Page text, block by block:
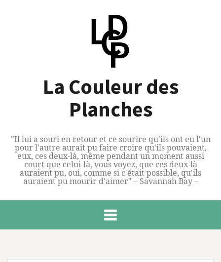
La Couleur des
Planches
"Il lui a souri en retour et ce sourire qu'ils ont eu l'un
pour l'autre aurait pu faire croire qu'ils pouvaient,
eux, ces deux-là, même pendant un moment aussi
court que celui-là, vous voyez, que ces deux-là
auraient pu, oui, comme si c'était possible, qu'ils
auraient pu mourir d'aimer" – Savannah Bay –